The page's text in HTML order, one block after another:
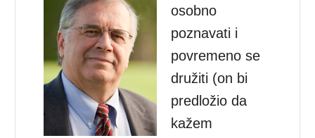
osobno
poznavati i
povremeno se
družiti (on bi
predložio da
kažem